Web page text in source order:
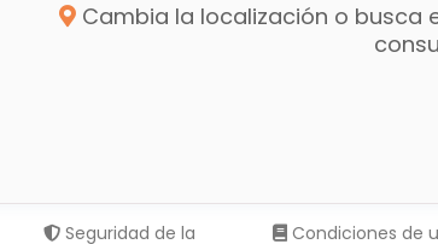
Cambia la localización o busca
Seguridad de la
Condiciones de